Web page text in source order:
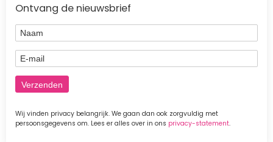
Ontvang de nieuwsbrief
Naam
E-mail
Wij vinden privacy belangrijk. We gaan dan ook zorgvuldig met
persoonsgegevens om. Lees er alles over in ons privacy-statement.